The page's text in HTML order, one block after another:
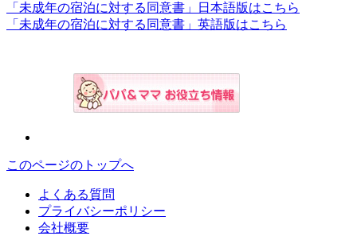
「未成年の宿泊に対する同意書」日本語版はこちら
「未成年の宿泊に対する同意書」英語版はこちら
このページのトップへ
よくある質問
プライバシーポリシー
会社概要